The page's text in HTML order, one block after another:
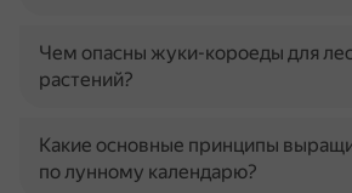
Чем опасны жуки-короеды для
растений?
Какие основные принципы
по лунному календарю?